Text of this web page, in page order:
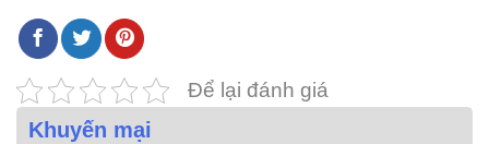
Để lại đánh giá
Khuyến mại